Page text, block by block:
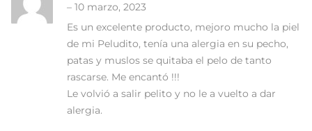
– 10 marzo, 2023
Es un excelente producto, mejoro mucho la piel
de mi Peludito, tenía una alergia en su pecho,
patas y muslos se quitaba el pelo de tanto
rascarse. Me encantó !!!
Le volvió a salir pelito y no le a vuelto a dar
alergia.